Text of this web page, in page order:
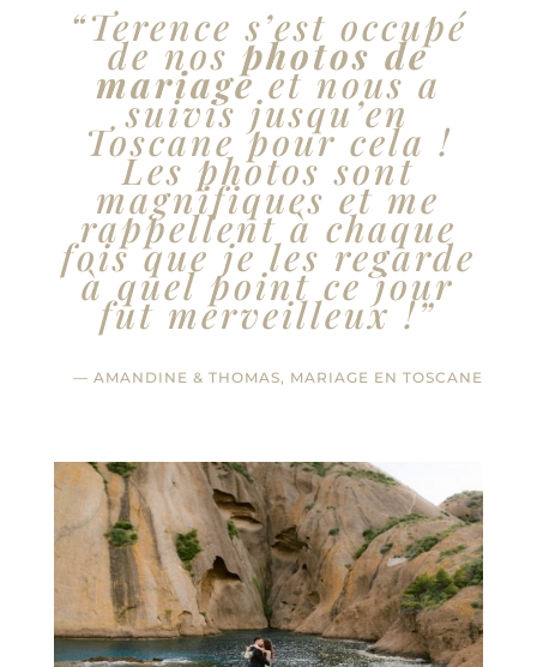
“Terence s’est occupé
de nos photos de
mariageet nous a
suivis jusqu’en
Toscane pour cela !
Les photos sont
magnifiques et me
rappellent à chaque
fois que je les regarde
à quel point ce jour
fut merveilleux !”
— AMANDINE & THOMAS, MARIAGE EN TOSCANE